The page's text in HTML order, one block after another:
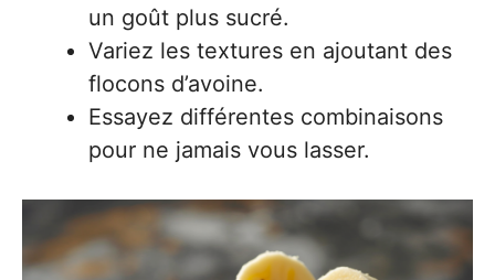
un goût plus sucré.
Variez les textures en ajoutant des
flocons d’avoine.
Essayez différentes combinaisons
pour ne jamais vous lasser.